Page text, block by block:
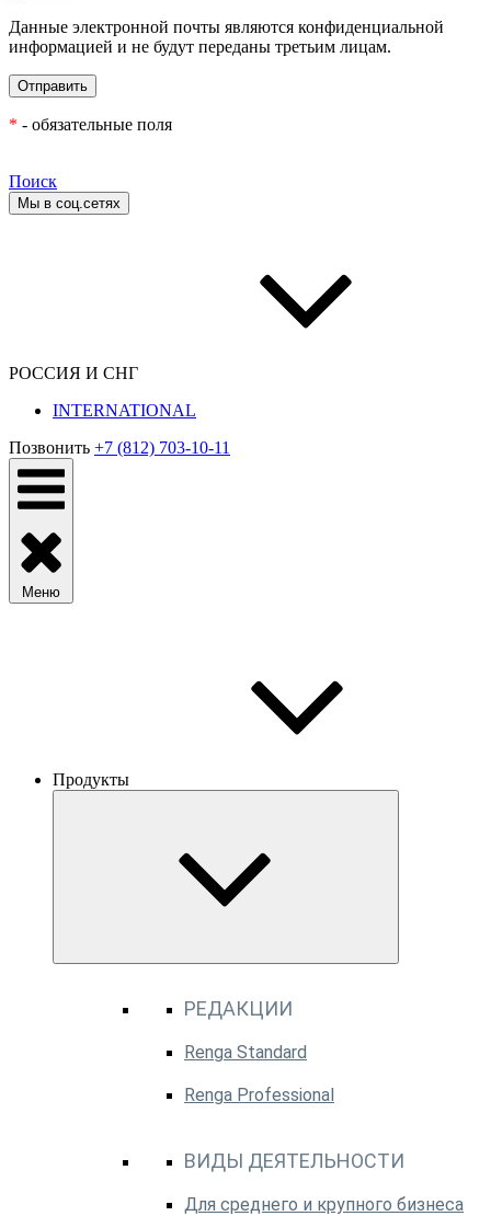
Данные электронной почты являются конфиденциальной
информацией и не будут переданы третьим лицам.
* - обязательные поля
Поиск
Мы в соц.сетях
РОССИЯ И СНГ
INTERNATIONAL
Позвонить +7 (812) 703-10-11
Меню
Продукты
РЕДАКЦИИ
Renga Standard
Renga Professional
ВИДЫ ДЕЯТЕЛЬНОСТИ
Для среднего и крупного бизнеса